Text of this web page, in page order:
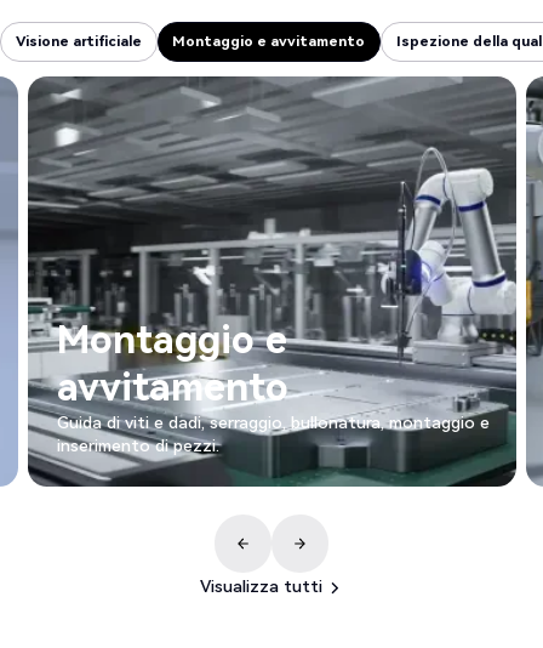
Visione artificiale
Visione artificiale
Montaggio e avvitamento
Montaggio e avvitamento
Ispezione della
Ispezione della
Montaggio e
avvitamento
Guida di viti e dadi, serraggio, bullonatura, montaggio e
inserimento di pezzi.
Visualizza tutti